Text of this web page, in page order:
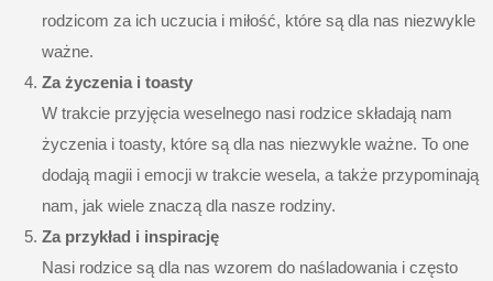
rodzicom za ich uczucia i miłość, które są dla nas niezwykle
ważne.
Za życzenia i toasty
W trakcie przyjęcia weselnego nasi rodzice składają nam
życzenia i toasty, które są dla nas niezwykle ważne. To one
dodają magii i emocji w trakcie wesela, a także przypominają
nam, jak wiele znaczą dla nasze rodziny.
Za przykład i inspirację
Nasi rodzice są dla nas wzorem do naśladowania i często